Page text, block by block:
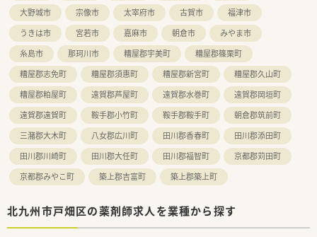
大野城市
宗像市 太宰府市 古賀市
福津市
うきは市
宮若市 嘉麻市 朝倉市
みやま市
糸島市
那珂川市 糟屋郡宇美町
糟屋郡篠栗町
糟屋郡志免町
糟屋郡須惠町 糟屋郡新宮町
糟屋郡久山町
糟屋郡粕屋町
遠賀郡芦屋町 遠賀郡水巻町
遠賀郡岡垣町
遠賀郡遠賀町
鞍手郡小竹町 鞍手郡鞍手町
朝倉郡筑前町
三潴郡大木町
八女郡広川町 田川郡香春町
田川郡添田町
田川郡川崎町
田川郡大任町 田川郡福智町
京都郡苅田町
京都郡みやこ町
築上郡吉富町 築上郡築上町
北九州市戸畑区の薬剤師求人を業種から探す